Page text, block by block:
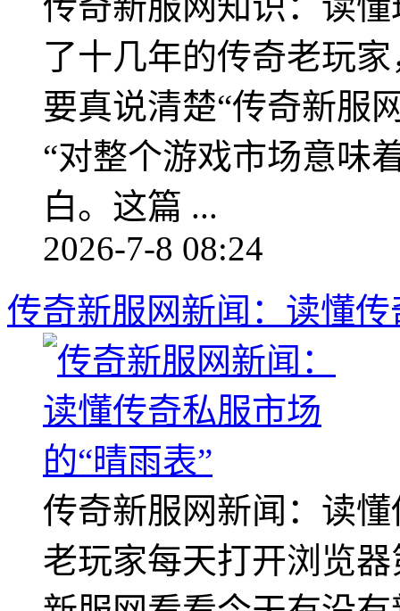
了十几年的传奇老玩
要真说清楚“传奇新服
“对整个游戏市场意味
白。这篇 ...
2026-7-8 08:24
传奇新服网新闻：读懂
传奇新服网新闻：读
老玩家每天打开浏览